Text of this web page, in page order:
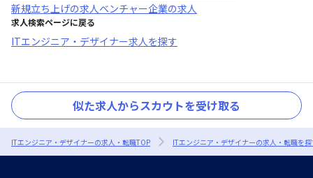
新規立ち上げの求人ベンチャー企業の求人
求人検索ページに戻る
ITエンジニア・デザイナー求人を探す
似た求人からスカウトを受け取る
ITエンジニア・デザイナーの求人・転職TOP ITエンジニア・デザイナーの求人・転職を